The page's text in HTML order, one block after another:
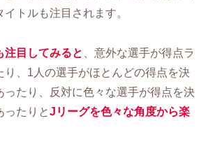
トルも注目されます。
注目してみると
、意外な選手が得点ラ
り、1人の選手がほとんどの得点を決
ったり、反対に色々な選手が得点を決
ったりとJリーグを色々な角度から楽